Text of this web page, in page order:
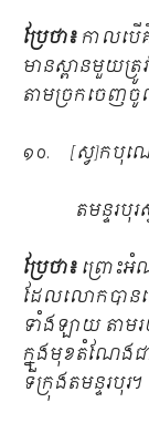
ប្រែថា៖កាលបើ
មានស្ពានមួយត្
តាមច្រកចេញ
១០. [ស្វ]កបុណ្
តមន្ទរបុ
ប្រែថា៖ព្រោះអំ
ដែលលោកបានគ
ទាំងឡាយ តាមរ
ក្នុងមុខតំណែងជ
ទីក្រុងតមន្ទរបុរ។